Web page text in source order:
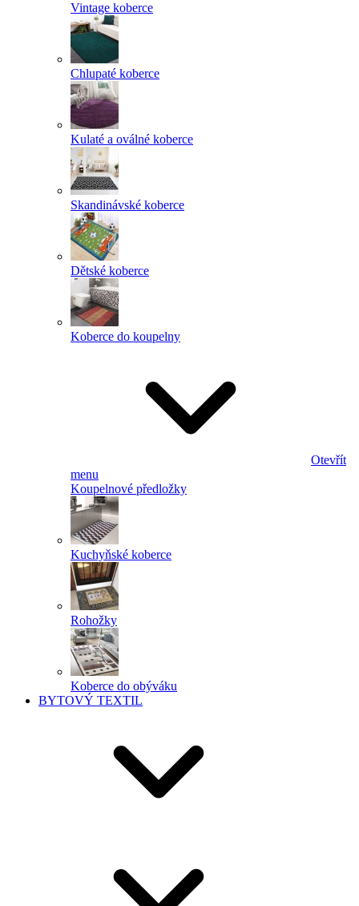
Vintage koberce
Chlupaté koberce
Kulaté a oválné koberce
Skandinávské koberce
Dětské koberce
Koberce do koupelny
Otevřít
menu
Koupelnové předložky
Kuchyňské koberce
Rohožky
Koberce do obýváku
BYTOVÝ TEXTIL